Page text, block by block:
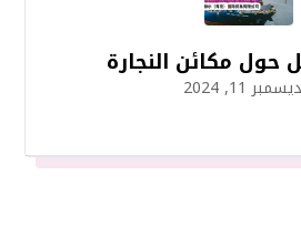
حول مكائن النجارة
ديسمبر 11, 2024